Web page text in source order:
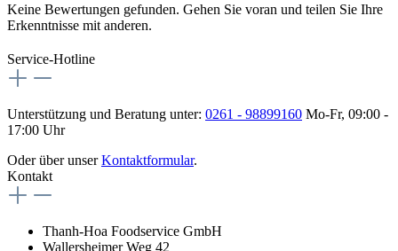
Keine Bewertungen gefunden. Gehen Sie voran und teilen Sie Ihre
Erkenntnisse mit anderen.
Service-Hotline
Unterstützung und Beratung unter: 0261 - 98899160 Mo-Fr, 09:00 -
17:00 Uhr
Oder über unserKontaktformular.
Kontakt
Thanh-Hoa Foodservice GmbH
Wallersheimer Weg 42